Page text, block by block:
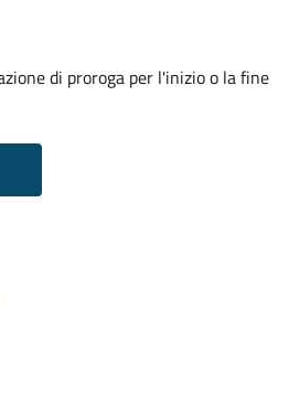
di proroga per l'inizio o la fine